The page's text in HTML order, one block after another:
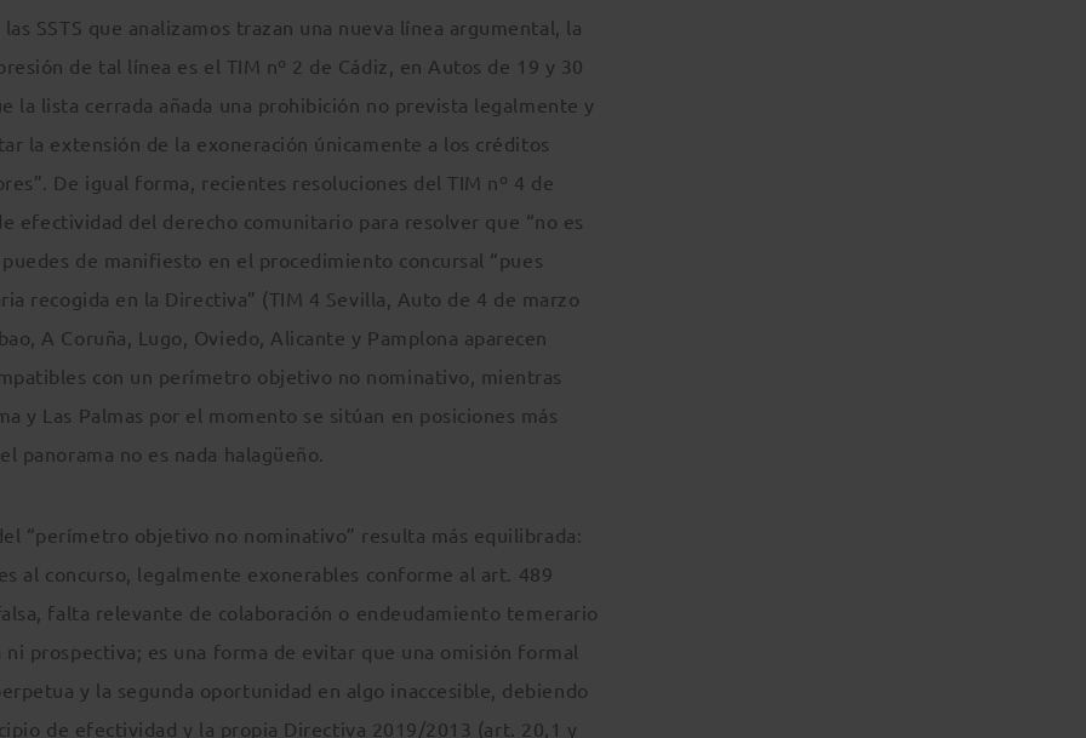
SSTS que analizamos trazan una nueva línea argumental, la
de tal línea es el TIM nº 2 de Cádiz, en Autos de 19 y 30
la lista cerrada añada una prohibición no prevista legalmente y
la extensión de la exoneración únicamente a los créditos
De igual forma, recientes resoluciones del TIM nº 4 de
efectividad del derecho comunitario para resolver que “no es
de manifiesto en el procedimiento concursal “pues
recogida en la Directiva” (TIM 4 Sevilla, Auto de 4 de marzo
A Coruña, Lugo, Oviedo, Alicante y Pamplona aparecen
con un perímetro objetivo no nominativo, mientras
y Las Palmas por el momento se sitúan en posiciones más
panorama no es nada halagüeño.
“perímetro objetivo no nominativo” resulta más equilibrada:
al concurso, legalmente exonerables conforme al art. 489
falta relevante de colaboración o endeudamiento temerario
prospectiva; es una forma de evitar que una omisión formal
y la segunda oportunidad en algo inaccesible, debiendo
de efectividad y la propia Directiva 2019/2013 (art. 20,1 y